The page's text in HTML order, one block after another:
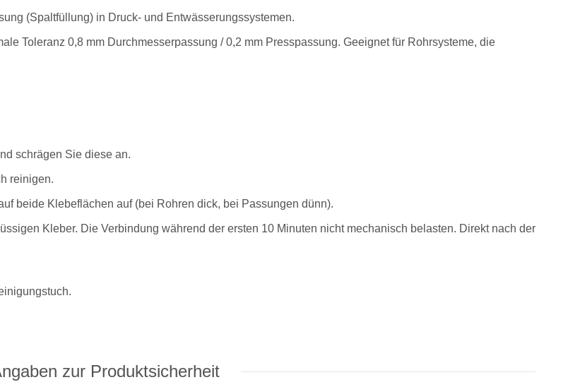
(Spaltfüllung) in Druck- und Entwässerungssystemen.
Toleranz 0,8 mm Durchmesserpassung / 0,2 mm Presspassung. Geeignet für Rohrsysteme, die
schrägen Sie diese an.
reinigen.
beide Klebeflächen auf (bei Rohren dick, bei Passungen dünn).
Kleber. Die Verbindung während der ersten 10 Minuten nicht mechanisch belasten. Direkt nach der
zur Produktsicherheit